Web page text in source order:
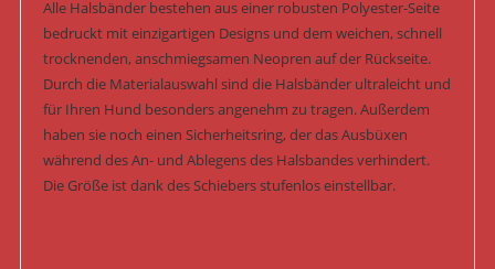
Alle Halsbänder bestehen aus einer robusten Polyester-Seite
bedruckt mit einzigartigen Designs und dem weichen, schnell
trocknenden, anschmiegsamen Neopren auf der Rückseite.
Durch die Materialauswahl sind die Halsbänder ultraleicht und
für Ihren Hund besonders angenehm zu tragen. Außerdem
haben sie noch einen Sicherheitsring, der das Ausbüxen
während des An- und Ablegens des Halsbandes verhindert.
Die Größe ist dank des Schiebers stufenlos einstellbar.